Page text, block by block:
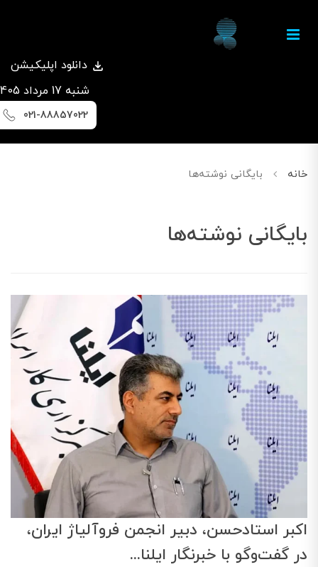
دانلود اپلیکیشن
شنبه 17 مرداد 1405
021-88857022
خانه بایگانی نوشته‌ها
بایگانی نوشته‌ها
اکبر استادحسن، دبیر انجمن فروآلیاژ ایران،
در گفت‌وگو با خبرنگار ایلنا...